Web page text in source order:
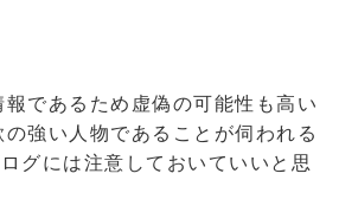
であるため虚偽の可能性も高い
強い人物であることが伺われる
グには注意しておいていいと思